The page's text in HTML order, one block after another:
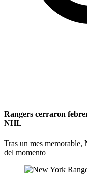
Rangers cerraron
NHL
Tras un mes
del momento